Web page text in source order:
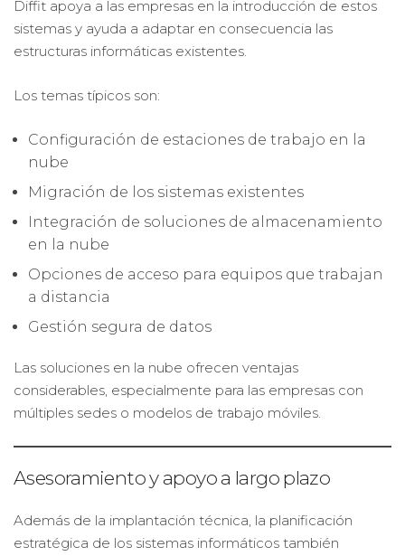
Diffit apoya a las empresas en la introducción de estos
sistemas y ayuda a adaptar en consecuencia las
estructuras informáticas existentes.
Los temas típicos son:
Configuración de estaciones de trabajo en la
nube
Migración de los sistemas existentes
Integración de soluciones de almacenamiento
en la nube
Opciones de acceso para equipos que trabajan
a distancia
Gestión segura de datos
Las soluciones en la nube ofrecen ventajas
considerables, especialmente para las empresas con
múltiples sedes o modelos de trabajo móviles.
Asesoramiento y apoyo a largo plazo
Además de la implantación técnica, la planificación
estratégica de los sistemas informáticos también